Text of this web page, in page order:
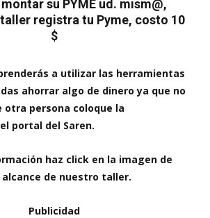
su PYME ud. mism@,
registra tu Pyme, costo 10
$
a utilizar las herramientas
ahorrar algo de dinero ya que no
otra persona coloque la
portal del Saren.
haz click en la imagen de
de nuestro taller.
Publicidad